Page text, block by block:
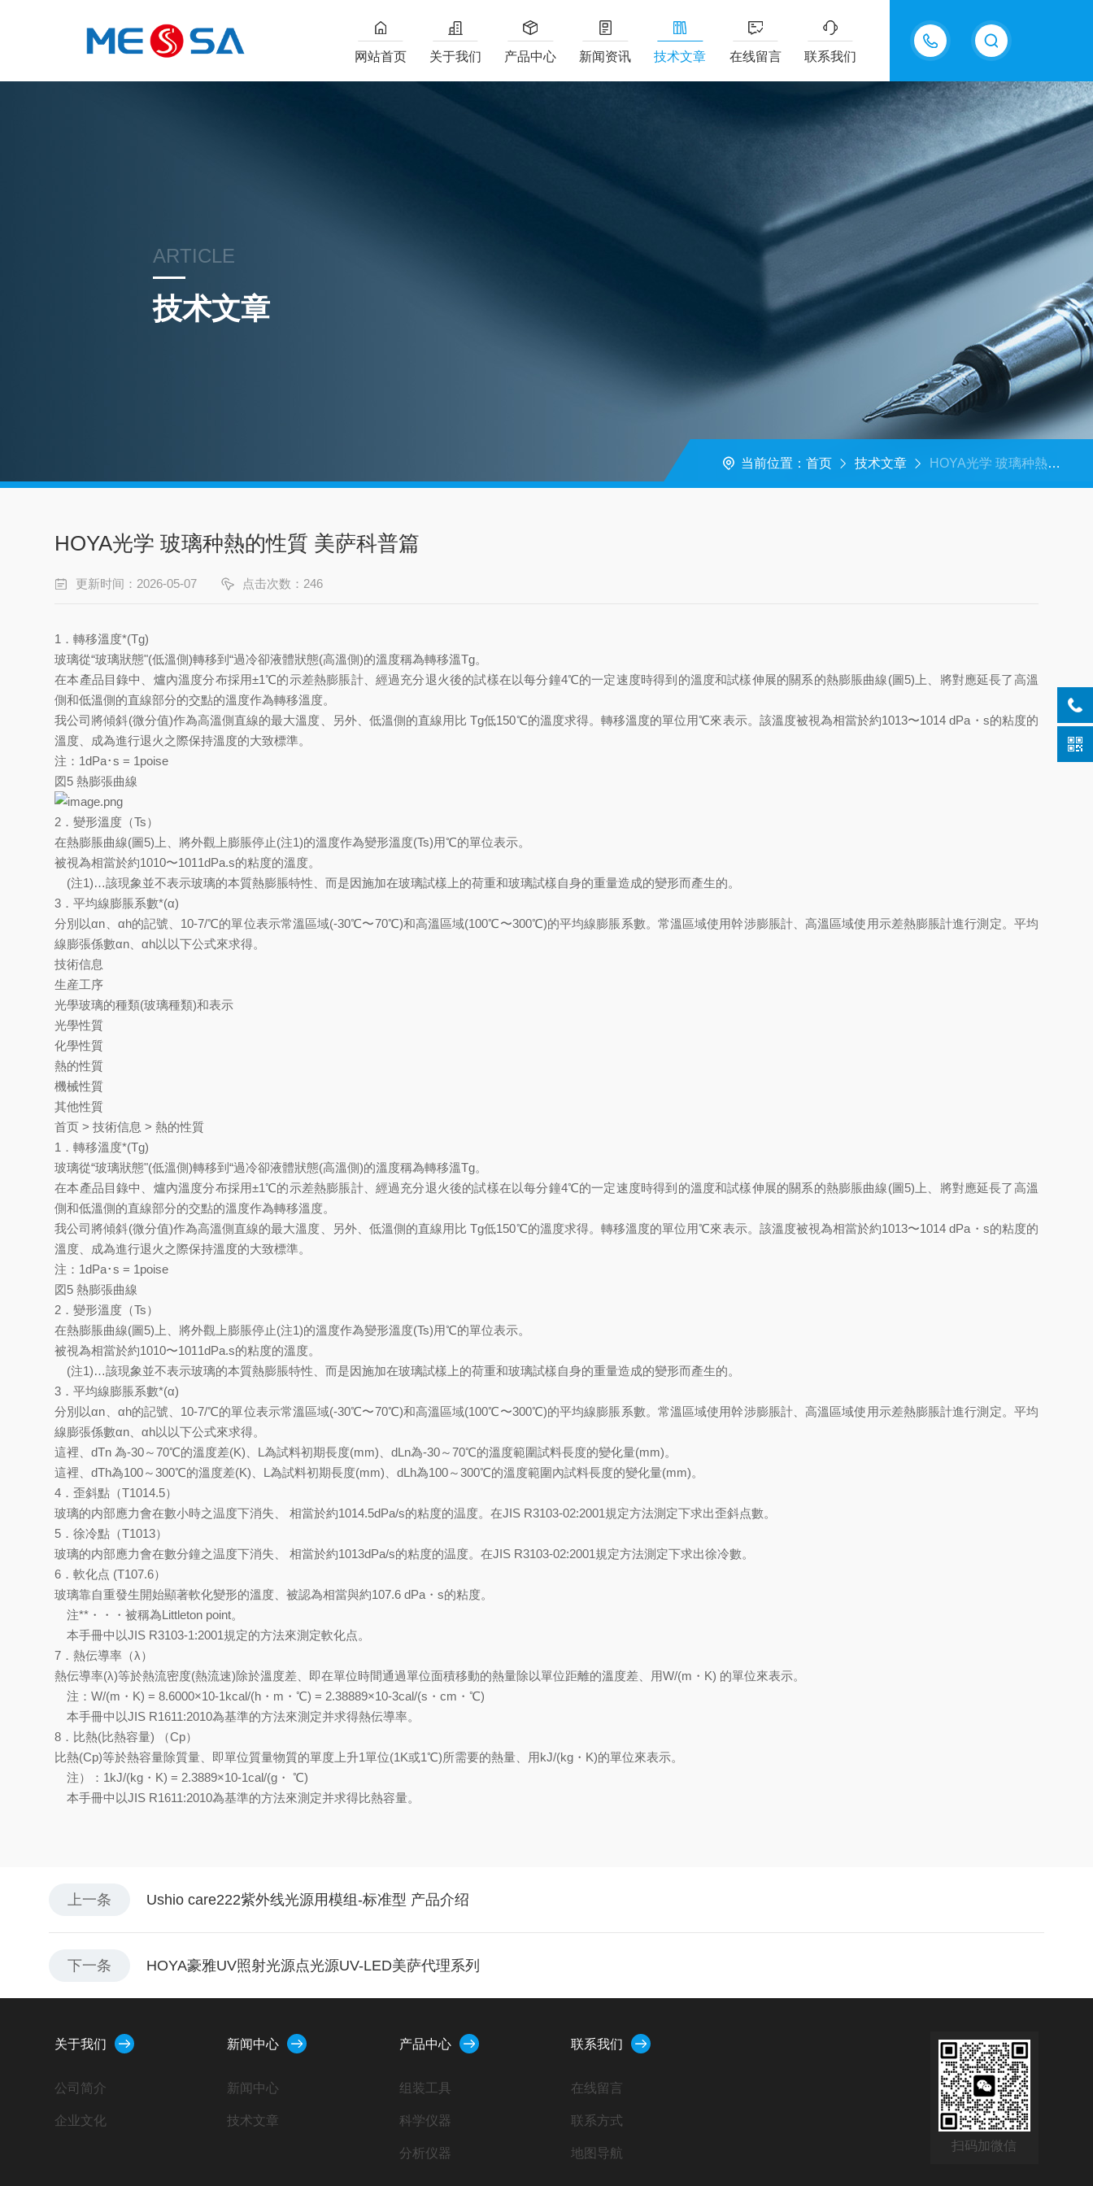
13915577898
网站首页 关于我们 产品中心 新闻资讯 技术文章 在线留言 联系我们
ARTICLE
技术文章
当前位置： 首页 技术文章 HOYA光学 玻璃种熱的性質 美萨科普篇
HOYA光学 玻璃种熱的性質 美萨科普篇
更新时间：2026-05-07 点击次数：246
1．轉移溫度*(Tg)
玻璃從“玻璃狀態"(低溫側)轉移到“過冷卻液體狀態(高溫側)的溫度稱為轉移溫Tg。
在本產品目錄中、爐內溫度分布採用±1℃的示差熱膨脹計、經過充分退火後的試樣在以每分鐘4℃的一定速度時得到的溫度和試樣伸展的關系的熱膨脹曲線(圖5)上、將對應延長了高溫
側和低溫側的直線部分的交點的溫度作為轉移溫度。
我公司將傾斜(微分值)作為高溫側直線的最大溫度、另外、低溫側的直線用比 Tg低150℃的溫度求得。轉移溫度的單位用℃來表示。該溫度被視為相當於約1013〜1014 dPa・s的粘度的
溫度、成為進行退火之際保持溫度的大致標準。
注：1dPa･s = 1poise
図5 熱膨張曲線
2．變形溫度（Ts）
在熱膨脹曲線(圖5)上、將外觀上膨脹停止(注1)的溫度作為變形溫度(Ts)用℃的單位表示。
被視為相當於約1010〜1011dPa.s的粘度的溫度。
(注1)…該現象並不表示玻璃的本質熱膨脹特性、而是因施加在玻璃試樣上的荷重和玻璃試樣自身的重量造成的變形而產生的。
3．平均線膨脹系數*(α)
分別以αn、αh的記號、10-7/℃的單位表示常溫區域(-30℃〜70℃)和高溫區域(100℃〜300℃)的平均線膨脹系數。常溫區域使用幹涉膨脹計、高溫區域使用示差熱膨脹計進行測定。平均
線膨張係數αn、αh以以下公式來求得。
技術信息
生産工序
光學玻璃的種類(玻璃種類)和表示
光學性質
化學性質
熱的性質
機械性質
其他性質
首页 > 技術信息 > 熱的性質
1．轉移溫度*(Tg)
玻璃從“玻璃狀態"(低溫側)轉移到“過冷卻液體狀態(高溫側)的溫度稱為轉移溫Tg。
在本產品目錄中、爐內溫度分布採用±1℃的示差熱膨脹計、經過充分退火後的試樣在以每分鐘4℃的一定速度時得到的溫度和試樣伸展的關系的熱膨脹曲線(圖5)上、將對應延長了高溫
側和低溫側的直線部分的交點的溫度作為轉移溫度。
我公司將傾斜(微分值)作為高溫側直線的最大溫度、另外、低溫側的直線用比 Tg低150℃的溫度求得。轉移溫度的單位用℃來表示。該溫度被視為相當於約1013〜1014 dPa・s的粘度的
溫度、成為進行退火之際保持溫度的大致標準。
注：1dPa･s = 1poise
図5 熱膨張曲線
2．變形溫度（Ts）
在熱膨脹曲線(圖5)上、將外觀上膨脹停止(注1)的溫度作為變形溫度(Ts)用℃的單位表示。
被視為相當於約1010〜1011dPa.s的粘度的溫度。
(注1)…該現象並不表示玻璃的本質熱膨脹特性、而是因施加在玻璃試樣上的荷重和玻璃試樣自身的重量造成的變形而產生的。
3．平均線膨脹系數*(α)
分別以αn、αh的記號、10-7/℃的單位表示常溫區域(-30℃〜70℃)和高溫區域(100℃〜300℃)的平均線膨脹系數。常溫區域使用幹涉膨脹計、高溫區域使用示差熱膨脹計進行測定。平均
線膨張係數αn、αh以以下公式來求得。
這裡、dTn 為-30～70℃的溫度差(K)、L為試料初期長度(mm)、dLn為-30～70℃的溫度範圍試料長度的變化量(mm)。
這裡、dTh為100～300℃的溫度差(K)、L為試料初期長度(mm)、dLh為100～300℃的溫度範圍內試料長度的變化量(mm)。
4．歪斜點（T1014.5）
玻璃的内部應力會在數小時之温度下消失、 相當於約1014.5dPa/s的粘度的温度。在JIS R3103-02:2001規定方法測定下求出歪斜点數。
5．徐冷點（T1013）
玻璃的内部應力會在數分鐘之温度下消失、 相當於約1013dPa/s的粘度的温度。在JIS R3103-02:2001規定方法測定下求出徐冷數。
6．軟化点 (T107.6）
玻璃靠自重發生開始顯著軟化變形的溫度、被認為相當與約107.6 dPa・s的粘度。
注**・・・被稱為Littleton point。
本手冊中以JIS R3103-1:2001規定的方法來測定軟化点。
7．熱伝導率（λ）
熱伝導率(λ)等於熱流密度(熱流速)除於溫度差、即在單位時間通過單位面積移動的熱量除以單位距離的溫度差、用W/(m・K) 的單位來表示。
注：W/(m・K) = 8.6000×10-1kcal/(h・m・℃) = 2.38889×10-3cal/(s・cm・℃)
本手冊中以JIS R1611:2010為基準的方法來測定并求得熱伝導率。
8．比熱(比熱容量) （Cp）
比熱(Cp)等於熱容量除質量、即單位質量物質的單度上升1單位(1K或1℃)所需要的熱量、用kJ/(kg・K)的單位來表示。
注）：1kJ/(kg・K) = 2.3889×10-1cal/(g・ ℃)
本手冊中以JIS R1611:2010為基準的方法來測定并求得比熱容量。
上一条 Ushio care222紫外线光源用模组-标准型 产品介绍
下一条 HOYA豪雅UV照射光源点光源UV-LED美萨代理系列
关于我们
公司简介
企业文化
新闻中心
新闻中心
技术文章
产品中心
组装工具
科学仪器
分析仪器
联系我们
在线留言
联系方式
地图导航
扫码加微信